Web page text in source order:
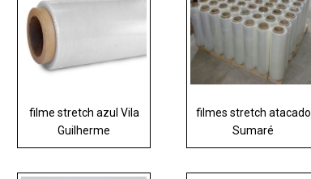
filme stretch azul Vila
Guilherme
filmes stretch atacado
Sumaré